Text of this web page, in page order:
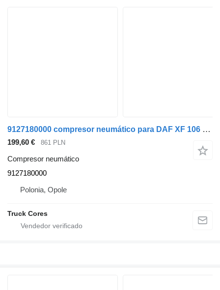
9127180000 compresor neumático para DAF XF 106 cabeza tractora
199,60 € 861 PLN
Compresor neumático
9127180000
Polonia, Opole
Truck Cores